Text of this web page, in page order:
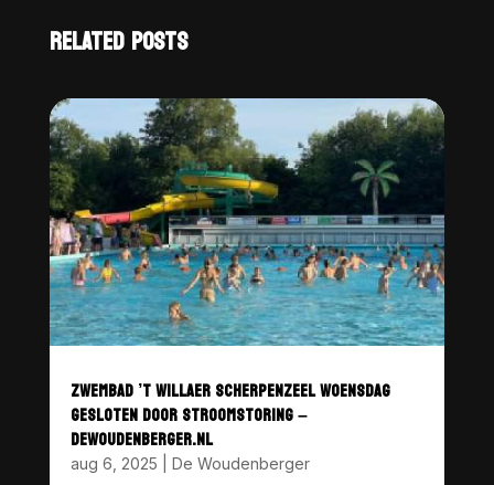
RELATED POSTS
ZWEMBAD ’T WILLAER SCHERPENZEEL WOENSDAG
GESLOTEN DOOR STROOMSTORING –
DEWOUDENBERGER.NL
aug 6, 2025
De Woudenberger